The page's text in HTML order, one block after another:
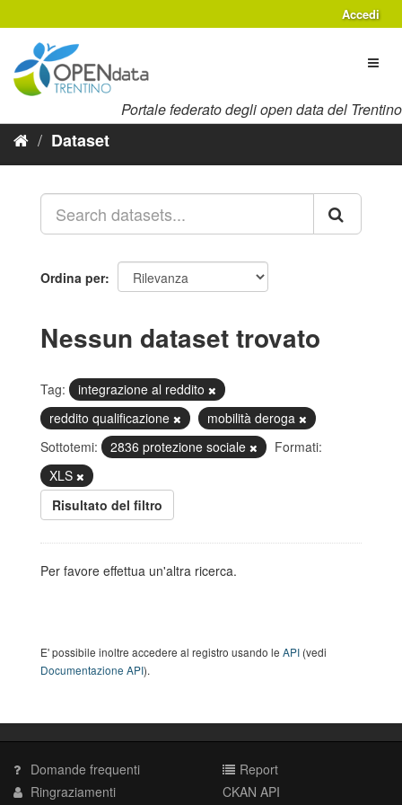
al
contenuto
Accedi
Portale federato degli open data del Trentino
Dataset
Ordina per
Nessun dataset trovato
Tag:
integrazione al reddito
reddito qualificazione
mobilità deroga
Sottotemi:
2836 protezione sociale
Formati:
XLS
Risultato del filtro
Per favore effettua un'altra ricerca.
E' possibile inoltre accedere al registro usando le API (vedi
Documentazione API).
Domande frequenti
Ringraziamenti
Report
CKAN API